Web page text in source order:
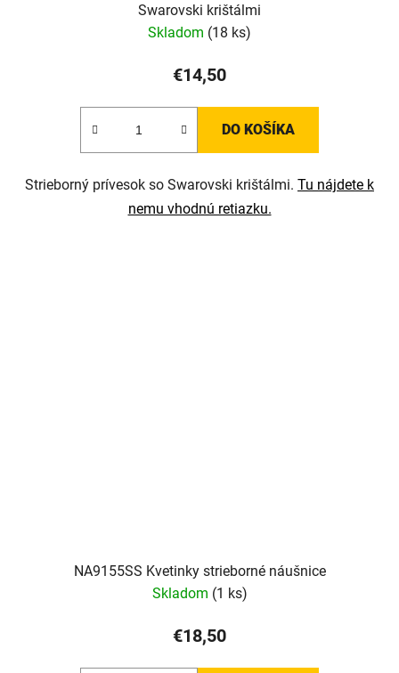
Swarovski krištálmi
Skladom (18 ks)
€14,50
DO KOŠÍKA
Strieborný prívesok so Swarovski krištálmi. Tu nájdete k
nemu vhodnú retiazku.
NA9155SS Kvetinky strieborné náušnice
Skladom (1 ks)
€18,50